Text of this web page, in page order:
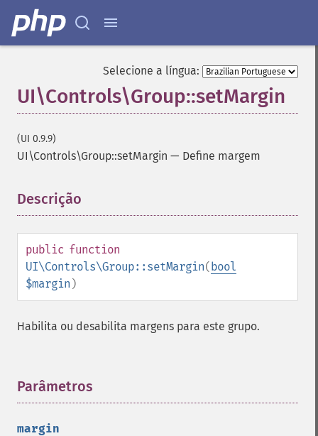
Selecione a língua:
UI\Controls\Group::setMargin
(UI 0.9.9)
UI\Controls\Group::setMargin — Define margem
Descrição
public function
UI\Controls\Group::setMargin(bool
$margin )
Habilita ou desabilita margens para este grupo.
Parâmetros
margin